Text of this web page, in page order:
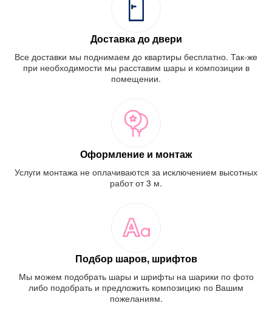
Доставка до двери
Все доставки мы поднимаем до квартиры бесплатно. Так-же
при необходимости мы расставим шары и композиции в
помещении.
Оформление и монтаж
Услуги монтажа не оплачиваются за исключением высотных
работ от 3 м.
Подбор шаров, шрифтов
Мы можем подобрать шары и шрифты на шарики по фото
либо подобрать и предложить композицию по Вашим
пожеланиям.